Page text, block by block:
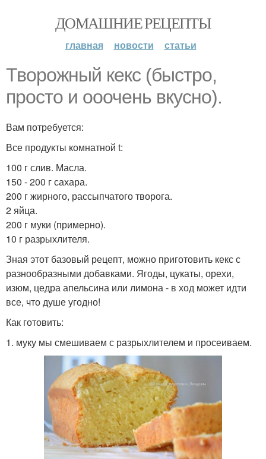
ДОМАШНИЕ РЕЦЕПТЫ
главная новости статьи
Творожный кекс (быстро,
просто и ооочень вкусно).
Вам потребуется:
Все продукты комнатной t:
100 г слив. Масла.
150 - 200 г сахара.
200 г жирного, рассыпчатого творога.
2 яйца.
200 г муки (примерно).
10 г разрыхлителя.
Зная этот базовый рецепт, можно приготовить кекс с
разнообразными добавками. Ягоды, цукаты, орехи,
изюм, цедра апельсина или лимона - в ход может идти
все, что душе угодно!
Как готовить:
1. муку мы смешиваем с разрыхлителем и просеиваем.